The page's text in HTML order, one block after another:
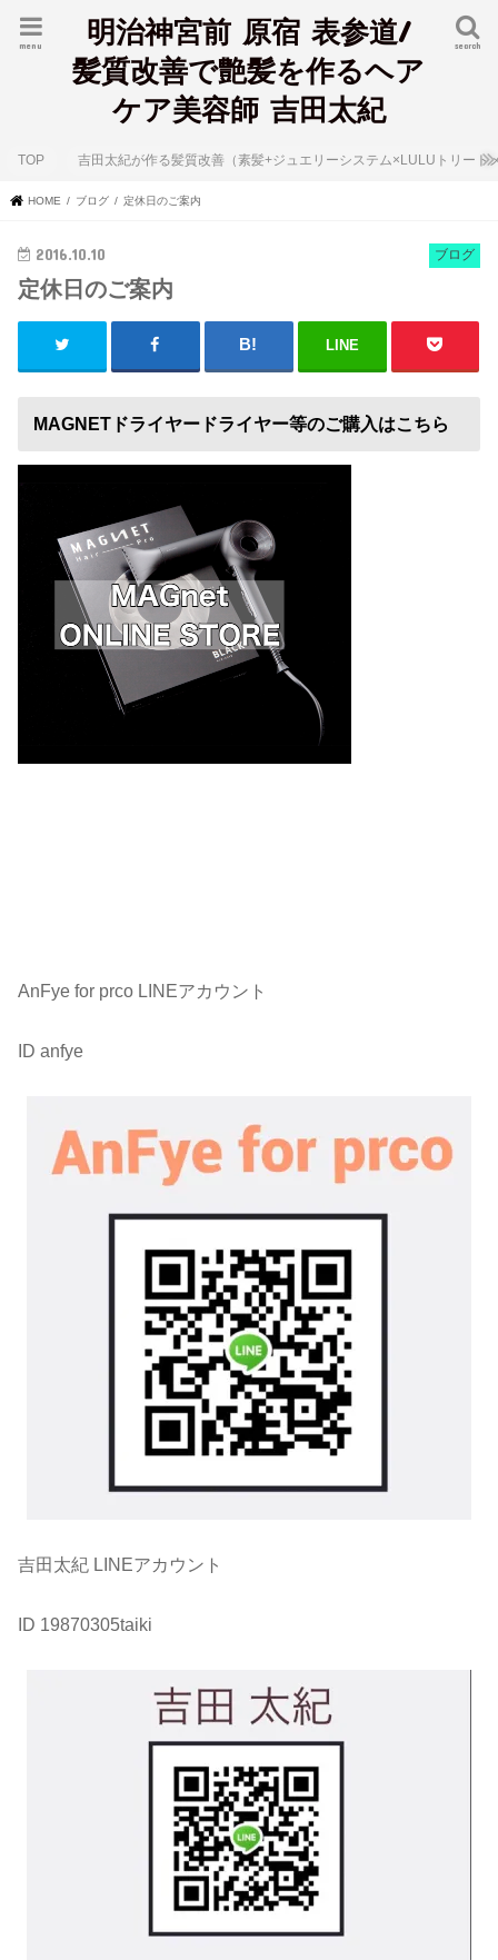
明治神宮前 原宿 表参道/
髪質改善で艶髪を作るヘア
ケア美容師 吉田太紀
search
menu
TOP 吉田太紀が作る髪質改善（素髪+ジュエリーシステム×LULUトリート
HOME ブログ 定休日のご案内
ブログ
2016.10.10
定休日のご案内
LINE
MAGNETドライヤードライヤー等のご購入はこちら
AnFye for prco LINEアカウント
ID anfye
吉田太紀 LINEアカウント
ID 19870305taiki